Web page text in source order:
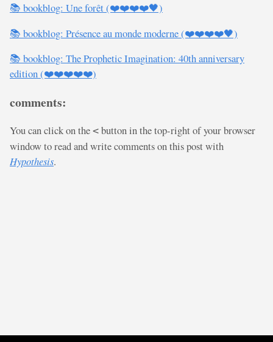
📚 bookblog: Une forêt (❤️❤️❤️❤️🖤)
📚 bookblog: Présence au monde moderne (❤️❤️❤️❤️🖤)
📚 bookblog: The Prophetic Imagination: 40th anniversary
edition (❤️❤️❤️❤️❤️)
comments:
You can click on the < button in the top-right of your browser
window to read and write comments on this post with
Hypothesis.